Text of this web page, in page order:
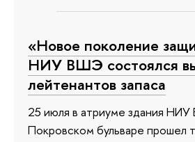
«Новое поколение
НИУ ВШЭ состоялся
лейтенантов запаса
25 июля в атриуме здания
Покровском бульваре прошел